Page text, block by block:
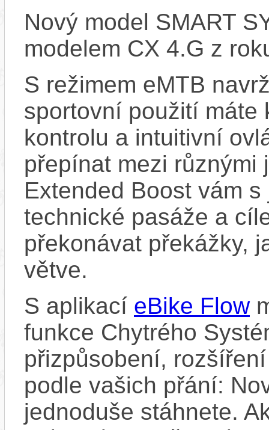
Nový model SMART
modelem CX 4.G z
S režimem eMTB
sportovní použití máte
kontrolu a intuitivní
přepínat mezi různými
Extended Boost vám
technické pasáže a
překonávat překážky,
větve.
S aplikací eBike Flow
funkce Chytrého
přizpůsobení,
podle vašich přání:
jednoduše stáhnete.